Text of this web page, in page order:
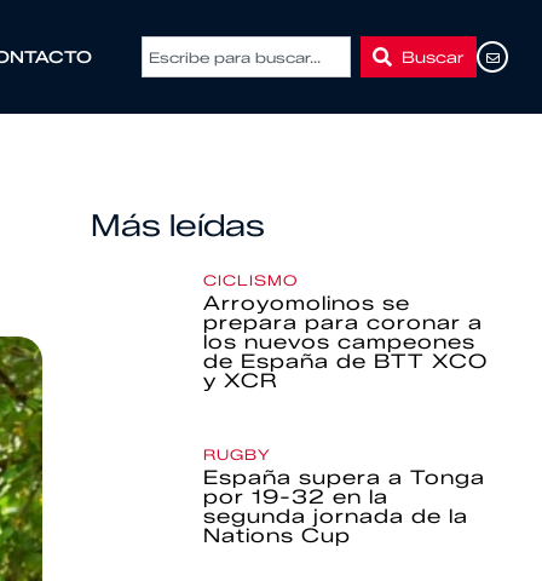
Buscar
Más leídas
CICLISMO
Arroyomolinos se
prepara para coronar a
los nuevos campeones
de España de BTT XCO
y XCR
RUGBY
España supera a Tonga
por 19-32 en la
segunda jornada de la
Nations Cup